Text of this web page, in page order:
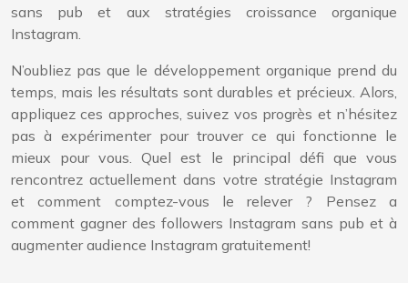
sans pub et aux stratégies croissance organique
Instagram.
N’oubliez pas que le développement organique prend du
temps, mais les résultats sont durables et précieux. Alors,
appliquez ces approches, suivez vos progrès et n’hésitez
pas à expérimenter pour trouver ce qui fonctionne le
mieux pour vous. Quel est le principal défi que vous
rencontrez actuellement dans votre stratégie Instagram
et comment comptez-vous le relever ? Pensez a
comment gagner des followers Instagram sans pub et à
augmenter audience Instagram gratuitement!